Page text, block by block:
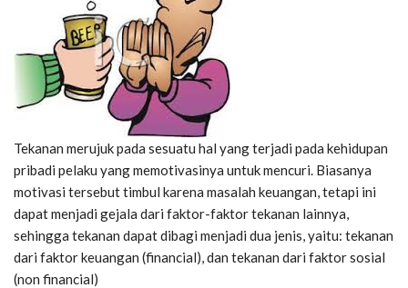
Tekanan merujuk pada sesuatu hal yang terjadi pada kehidupan
pribadi pelaku yang memotivasinya untuk mencuri. Biasanya
motivasi tersebut timbul karena masalah keuangan, tetapi ini
dapat menjadi gejala dari faktor-faktor tekanan lainnya,
sehingga tekanan dapat dibagi menjadi dua jenis, yaitu: tekanan
dari faktor keuangan (financial), dan tekanan dari faktor sosial
(non financial)